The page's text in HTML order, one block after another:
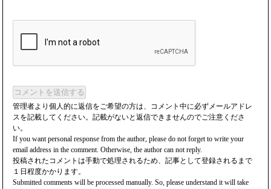
コメントを送信する
管理者より個人的に返信をご希望の方は、コメント中に必ずメールアドレ
スを記載してください。記載がないと返信できませんのでご注意くださ
い。
If you want personal response from the author, please do not forget to write your
email address in the comment. Otherwise, the author can not reply.
投稿されたコメントは手動で処理されるため、記事として登録されるまで
１日程度かかります。
Submitted comments will be processed manually. So, please understand it will take